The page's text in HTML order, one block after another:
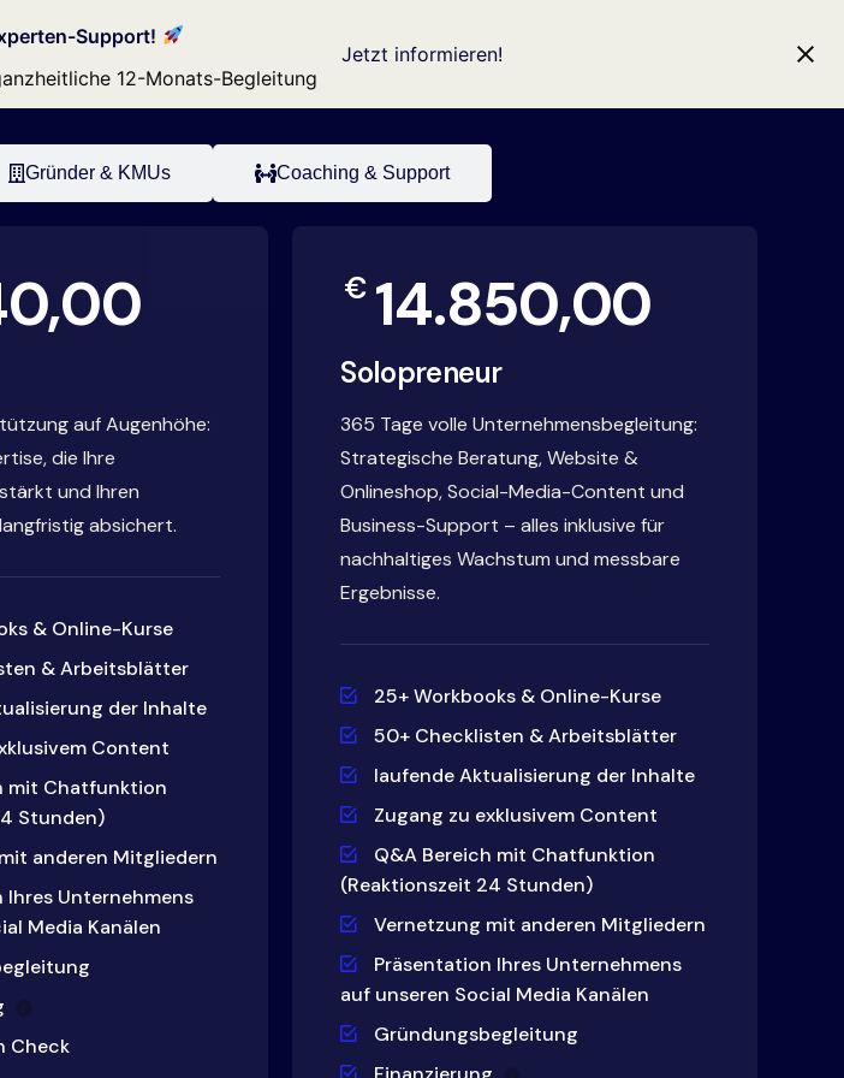
Support!
12-Monats-Begleitung
Jetzt informieren!
Gründer & KMUs Coaching & Support
auf Augenhöhe:
die Ihre
und Ihren
absichert.
& Online-Kurse
& Arbeitsblätter
der Inhalte
Content
mit Chatfunktion
Stunden)
anderen Mitgliedern
Ihres Unternehmens
Media Kanälen
Check
Solopreneur
365 Tage volle Unternehmensbegleitung:
Strategische Beratung, Website &
Onlineshop, Social-Media-Content und
Business-Support – alles inklusive für
nachhaltiges Wachstum und messbare
Ergebnisse.
€ 14.850,00
25+ Workbooks & Online-Kurse
50+ Checklisten & Arbeitsblätter
laufende Aktualisierung der Inhalte
Zugang zu exklusivem Content
Q&A Bereich mit Chatfunktion
(Reaktionszeit 24 Stunden)
Vernetzung mit anderen Mitgliedern
Präsentation Ihres Unternehmens
auf unseren Social Media Kanälen
Gründungsbegleitung